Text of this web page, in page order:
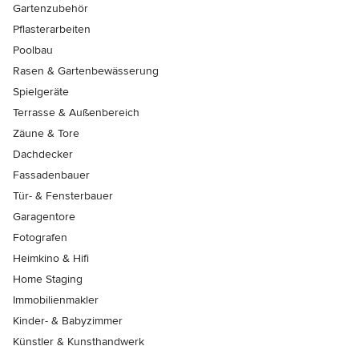
Gartenzubehör
Pflasterarbeiten
Poolbau
Rasen & Gartenbewässerung
Spielgeräte
Terrasse & Außenbereich
Zäune & Tore
Dachdecker
Fassadenbauer
Tür- & Fensterbauer
Garagentore
Fotografen
Heimkino & Hifi
Home Staging
Immobilienmakler
Kinder- & Babyzimmer
Künstler & Kunsthandwerk